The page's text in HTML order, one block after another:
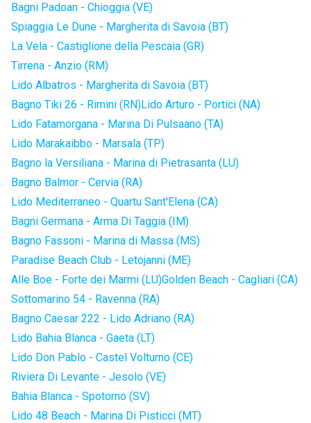
Bagni Padoan - Chioggia (VE)
Spiaggia Le Dune - Margherita di Savoia (BT)
La Vela - Castiglione della Pescaia (GR)
Tirrena - Anzio (RM)
Lido Albatros - Margherita di Savoia (BT)
Bagno Tiki 26 - Rimini (RN)Lido Arturo - Portici (NA)
Lido Fatamorgana - Marina Di Pulsaano (TA)
Lido Marakaibbo - Marsala (TP)
Bagno la Versiliana - Marina di Pietrasanta (LU)
Bagno Balmor - Cervia (RA)
Lido Mediterraneo - Quartu Sant'Elena (CA)
Bagni Germana - Arma Di Taggia (IM)
Bagno Fassoni - Marina di Massa (MS)
Paradise Beach Club - Letojanni (ME)
Alle Boe - Forte dei Marmi (LU)Golden Beach - Cagliari (CA)
Sottomarino 54 - Ravenna (RA)
Bagno Caesar 222 - Lido Adriano (RA)
Lido Bahia Blanca - Gaeta (LT)
Lido Don Pablo - Castel Volturno (CE)
Riviera Di Levante - Jesolo (VE)
Bahia Blanca - Spotorno (SV)
Lido 48 Beach - Marina Di Pisticci (MT)